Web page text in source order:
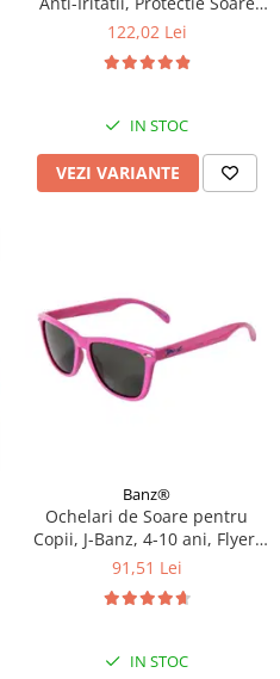
UPF50+, Jungle Mix, Diverse
122,02 Lei
IN STOC
VEZI VARIANTE
Banz®
Ochelari de Soare pentru
Copii, J-Banz, 4-10 ani, Flyer,
Roz
91,51 Lei
IN STOC